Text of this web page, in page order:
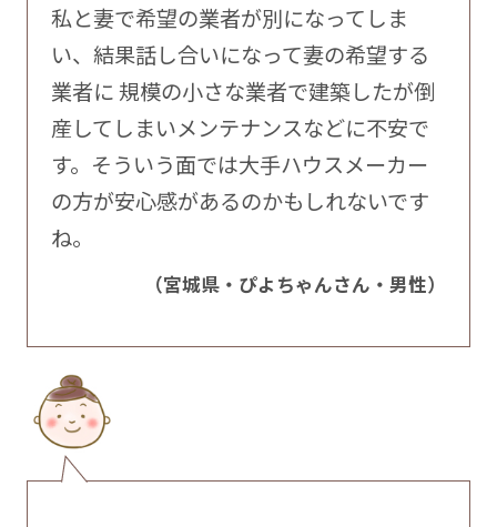
私と妻で希望の業者が別になってしま
い、結果話し合いになって妻の希望する
業者に 規模の小さな業者で建築したが倒
産してしまいメンテナンスなどに不安で
す。そういう面では大手ハウスメーカー
の方が安心感があるのかもしれないです
ね。
（宮城県・ぴよちゃんさん・男性）